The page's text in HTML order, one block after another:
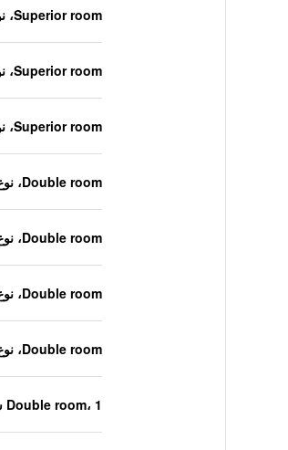
Superior room، نوع السرير غير معروف
Superior room، نوع السرير غير معروف
Superior room، نوع السرير غير معروف
Double room، نوع السرير غير معروف
Double room، نوع السرير غير معروف
Double room، نوع السرير غير معروف
Double room، نوع السرير غير معروف
Double room، 1 سرير توأم